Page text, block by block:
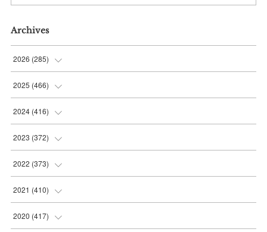
Archives
2026 (285)
(6)
(36
(37
(42
2025 (466)
(56
(37
(35
(36
2024 (416)
(38
(39
(38
(36
2023 (372)
(31
(30
(30
2022 (373)
(31
(33
2021 (410)
(32
2020 (417)